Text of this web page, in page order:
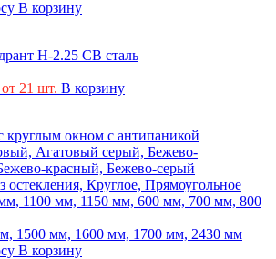
В корзину
Н-2.25 СВ сталь
21 шт. В корзину
окном с антипаникой
Агатовый серый, Бежево-
красный, Бежево-серый
остекления, Круглое, Прямоугольное
1100 мм, 1150 мм, 600 мм, 700 мм, 800
1500 мм, 1600 мм, 1700 мм, 2430 мм
В корзину